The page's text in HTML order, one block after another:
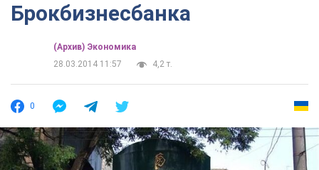
Брокбизнесбанка
(Архив) Экономика
28.03.2014 11:57
4,2 т.
0